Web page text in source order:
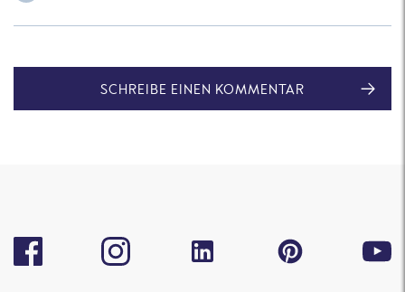
SCHREIBE EINEN KOMMENTAR